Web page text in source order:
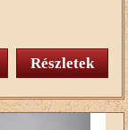
Részletek